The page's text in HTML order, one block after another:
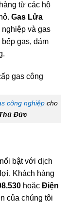
từ các hộ
Gas Lửa
và gas
gas, đảm
công nghiệp cho
Đức
nổi bật với dịch
Khách hàng
hoặc Điện
của chúng tôi